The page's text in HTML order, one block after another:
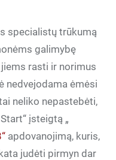
specialistų trūkumą
galimybę
rasti ir norimus
nedvejodama ėmėsi
neliko nepastebėti,
įsteigtą „
apdovanojimą, kuris,
judėti pirmyn dar